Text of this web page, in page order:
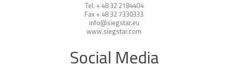
Tel. + 48 32 2184404
Fax + 48 32 7330333
info@siegstar.eu
www.siegstar.com
Social Media